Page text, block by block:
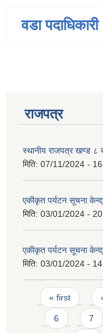
वडा पदाधिकारी
राजपत्र
स्थानीय राजपत्र खण्ड ८
मिति: 07/11/2024 -
एकीकृत पर्यटन सूचना
मिति: 03/01/2024 -
एकीकृत पर्यटन सूचना
मिति: 03/01/2024 -
Pages
« first
6 7